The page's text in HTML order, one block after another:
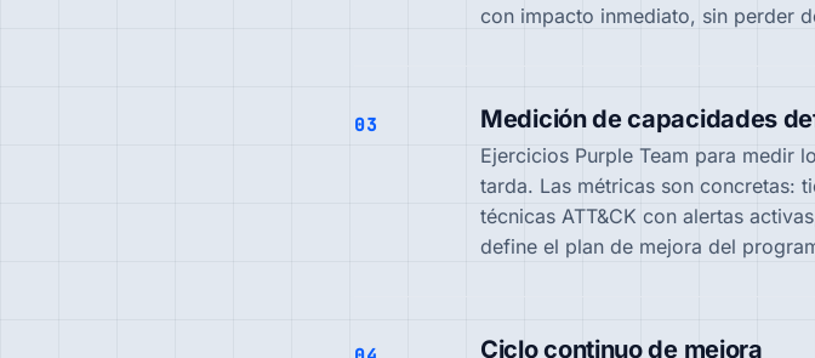
con impacto inmediato, sin perder
03 Medición de capacidades
Ejercicios Purple Team para medir
tarda. Las métricas son concretas:
técnicas ATT&CK con alertas
define el plan de mejora del
Ciclo continuo de mejora